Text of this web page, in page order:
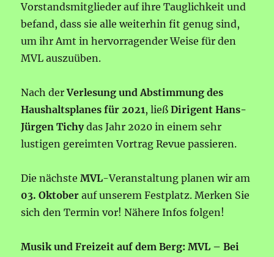
Vorstandsmitglieder auf ihre Tauglichkeit und
befand, dass sie alle weiterhin fit genug sind,
um ihr Amt in hervorragender Weise für den
MVL auszuüben.
Nach derVerlesung und Abstimmung des
Haushaltsplanes für 2021, ließDirigent Hans-
Jürgen Tichydas Jahr 2020 in einem sehr
lustigen gereimten Vortrag Revue passieren.
Die nächsteMVL-Veranstaltung planen wir am
03. Oktober auf unserem Festplatz. Merken Sie
sich den Termin vor! Nähere Infos folgen!
Musik und Freizeit auf dem Berg: MVL – Bei